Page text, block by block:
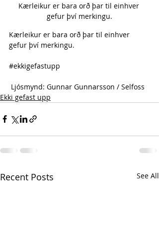
Kærleikur er bara orð þar til einhver
gefur því merkingu.
Kærleikur er bara orð þar til einhver
gefur því merkingu.
#ekkigefastupp
Ljósmynd: Gunnar Gunnarsson / Selfoss
Ekki gefast upp
Recent Posts See All